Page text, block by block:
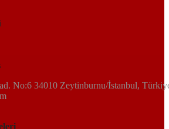
No:6 34010 Zeytinburnu/İstanbul,